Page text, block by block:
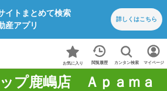
イトまとめて検索
産アプリ
詳しくはこちら
お気に入り 閲覧履歴 カンタン検索 マイページ
プ鹿嶋店 Ａｐａｍａ